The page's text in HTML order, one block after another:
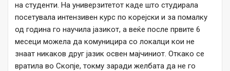
на студенти. На универзитетот каде што студирала
посетувала интензивен курс по корејски и за помалку
од година го научила јазикот, а веќе после првите 6
месеци можела да комуницира со локалци кои не
знаат никаков друг јазик освен мајчиниот. Откако се
вратила во Скопје, токму заради желбата да не го